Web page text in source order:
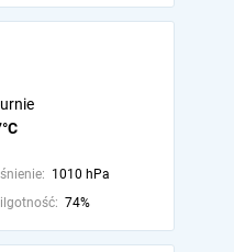
1010 hPa
74%